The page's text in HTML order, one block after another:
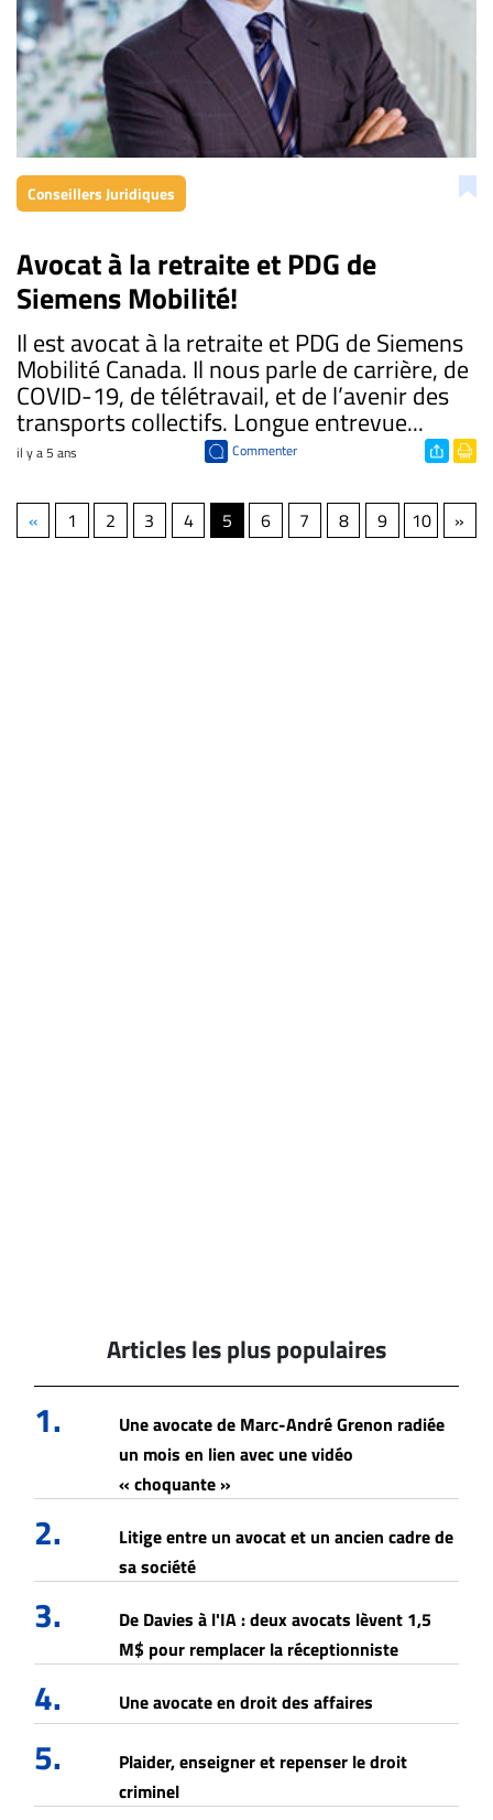
Conseillers Juridiques
Avocat à la retraite et PDG de
Siemens Mobilité!
Il est avocat à la retraite et PDG de Siemens
Mobilité Canada. Il nous parle de carrière, de
COVID-19, de télétravail, et de l’avenir des
transports collectifs. Longue entrevue...
il y a 5 ans Commenter
« 1 2 3 4 5 6 7 8 9 10 »
Articles les plus populaires
1.
Une avocate de Marc-André Grenon radiée
un mois en lien avec une vidéo
« choquante »
2.
Litige entre un avocat et un ancien cadre de
sa société
3.
De Davies à l'IA : deux avocats lèvent 1,5
M$ pour remplacer la réceptionniste
4. Une avocate en droit des affaires
5.
Plaider, enseigner et repenser le droit
criminel